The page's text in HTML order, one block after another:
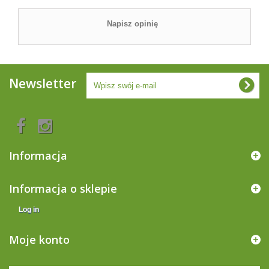
Napisz opinię
Newsletter
Informacja
Informacja o sklepie
Log in
Moje konto